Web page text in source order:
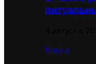
Наука